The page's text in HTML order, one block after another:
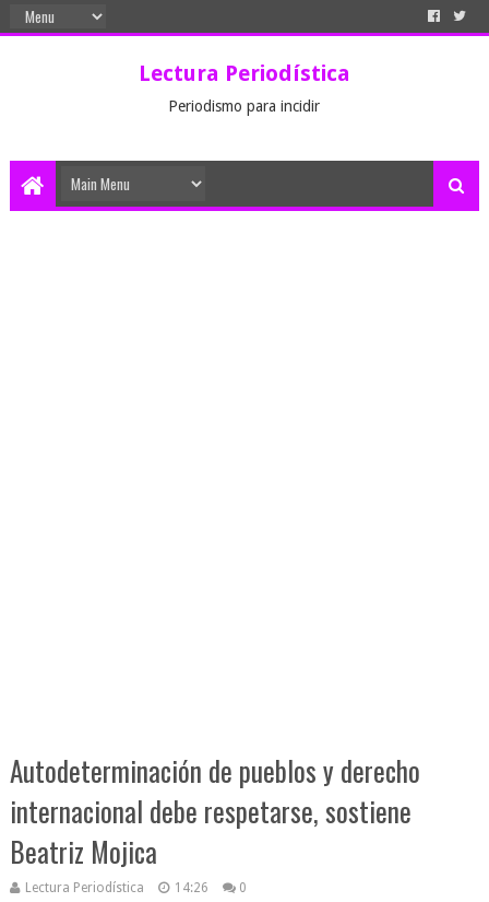
Lectura Periodística
Periodismo para incidir
Autodeterminación de pueblos y derecho
internacional debe respetarse, sostiene
Beatriz Mojica
Lectura Periodística 14:26 0